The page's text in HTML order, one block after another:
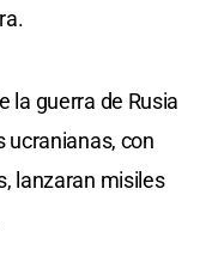
la guerra de Rusia
ucranianas, con
lanzaran misiles